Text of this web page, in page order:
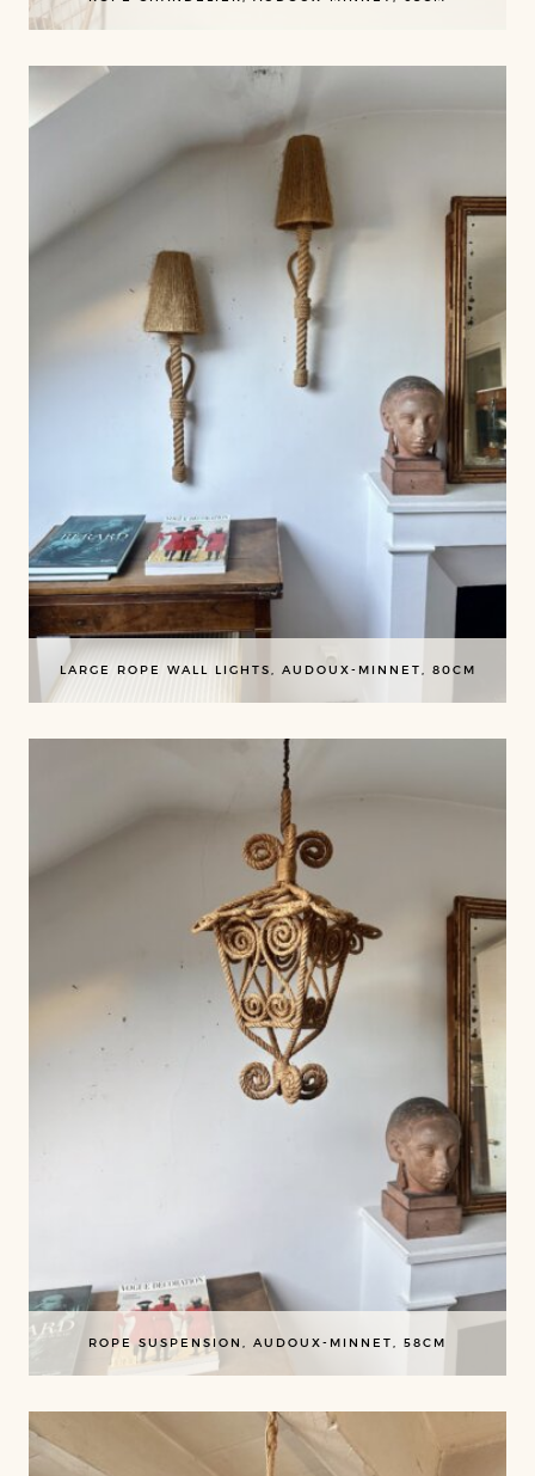
LARGE ROPE WALL LIGHTS, AUDOUX-MINNET, 80CM
ROPE SUSPENSION, AUDOUX-MINNET, 58CM